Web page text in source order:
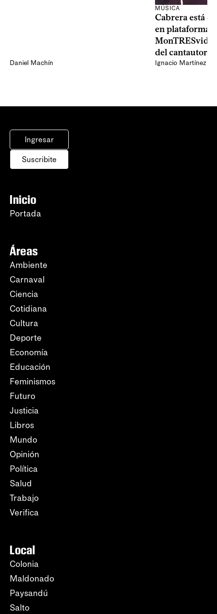
Daniel Machín
MÚSICA
Cabrera está
en plataformas
del cantautor
Ignacio Martínez
Ingresar
Suscribite
Inicio
Portada
Áreas
Ambiente
Carnaval
Ciencia
Cotidiana
Cultura
Deporte
Economía
Educación
Feminismos
Futuro
Justicia
Libros
Mundo
Opinión
Política
Salud
Trabajo
Verifica
Local
Colonia
Maldonado
Paysandú
Salto